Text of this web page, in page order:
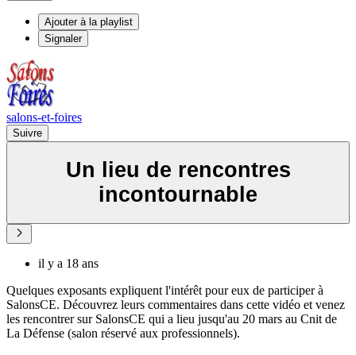
Ajouter à la playlist
Signaler
salons-et-foires
Suivre
Un lieu de rencontres
incontournable
il y a 18 ans
Quelques exposants expliquent l'intérêt pour eux de participer à
SalonsCE. Découvrez leurs commentaires dans cette vidéo et venez
les rencontrer sur SalonsCE qui a lieu jusqu'au 20 mars au Cnit de
La Défense (salon réservé aux professionnels).